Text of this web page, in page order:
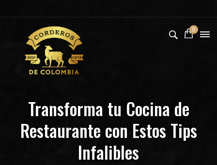
0
Transforma tu Cocina de
Restaurante con Estos Tips
Infalibles